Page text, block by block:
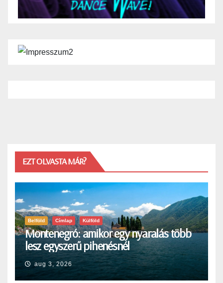
EZT OLVASTA MÁR?
Belföld Címlap Külföld
Montenegró: amikor egy nyaralás több
lesz egyszerű pihenésnél
aug 3, 2026